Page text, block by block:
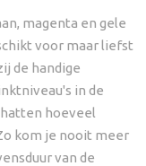
magenta en gele
voor maar liefst
de handige
in de
hoeveel
kom je nooit meer
van de